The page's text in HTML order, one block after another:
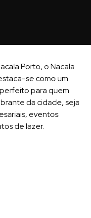
Porto, o Nacala
se como um
para quem
da cidade, seja
eventos
de lazer.